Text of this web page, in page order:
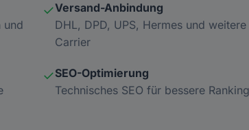
und
✓Versand-Anbindung
DHL, DPD, UPS, Hermes und weitere
Carrier
✓SEO-Optimierung
Technisches SEO für bessere